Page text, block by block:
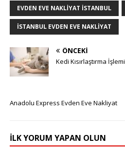
EVDEN EVE NAKLIYAT ISTANBUL
ISTANBUL EVDEN EVE NAKLIYAT
ÖNCEKI
Kedi Kısırlaştırma İşlemi
Anadolu Express Evden Eve Nakliyat
İLK YORUM YAPAN OLUN